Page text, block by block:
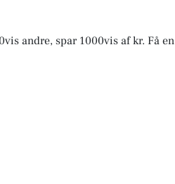
andre, spar 1000vis af kr. Få en